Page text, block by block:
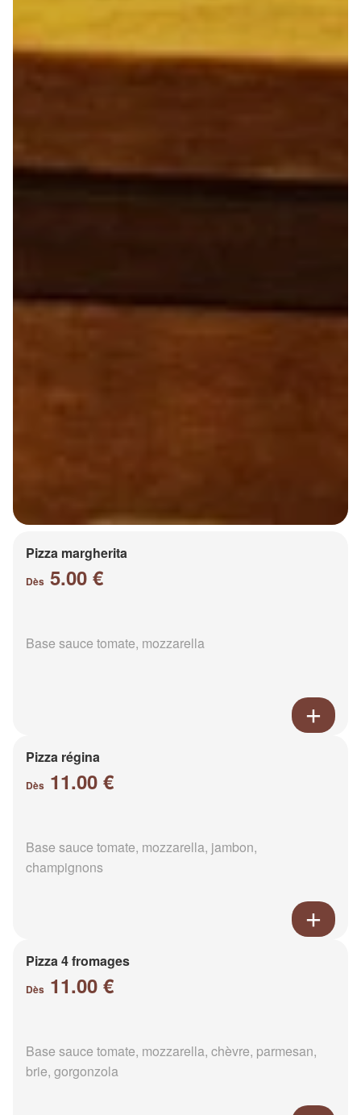
Pizza margherita
Dès 5.00 €
Base sauce tomate, mozzarella
Pizza régina
Dès 11.00 €
Base sauce tomate, mozzarella, jambon,
champignons
Pizza 4 fromages
Dès 11.00 €
Base sauce tomate, mozzarella, chèvre, parmesan,
brie, gorgonzola